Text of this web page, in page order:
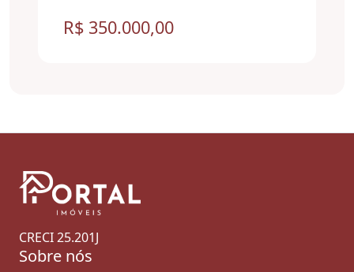
R$ 350.000,00
CRECI 25.201J
Sobre nós